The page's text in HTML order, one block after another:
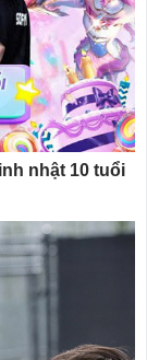
nhật 10 tuổi